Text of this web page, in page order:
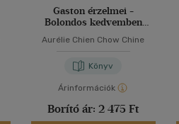
Gaston érzelmei -
Bolondos kedvemben
Aurélie Chien Chow Chine
Könyv
Árinformációk
Borító ár: 2 475 Ft